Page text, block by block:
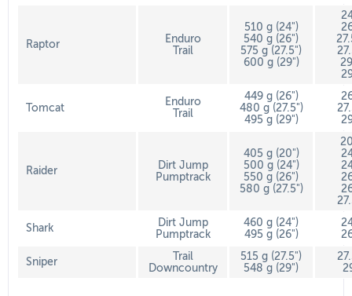
Raptor
Enduro
Trail
510 g (24")
540 g (26")
575 g (27.5")
600 g (29")
Tomcat
Enduro
Trail
449 g (26")
480 g (27.5")
495 g (29")
Raider
Dirt Jump
Pumptrack
405 g (20")
500 g (24")
550 g (26")
580 g (27.5")
Shark
Dirt Jump
Pumptrack
460 g (24")
495 g (26")
Sniper
Trail
Downcountry
515 g (27.5")
548 g (29")